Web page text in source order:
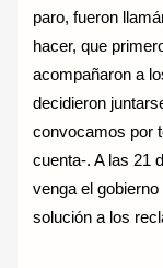
paro, fueron
hacer, que
acompañaron a
decidieron
convocamos por
cuenta-. A las 21
venga el
solución a los